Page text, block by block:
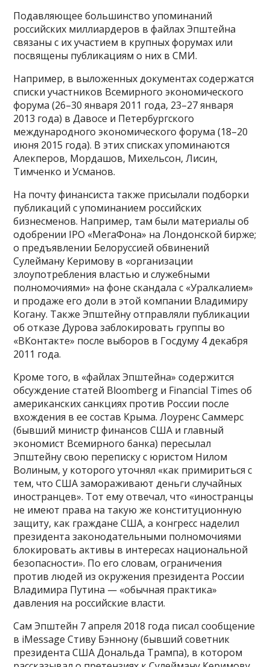
Подавляющее большинство упоминаний
российских миллиардеров в файлах Эпштейна
связаны с их участием в крупных форумах или
посвящены публикациям о них в СМИ.
Например, в выложенных документах содержатся
списки участников Всемирного экономического
форума (26–30 января 2011 года, 23–27 января
2013 года) в Давосе и Петербургского
международного экономического форума (18–20
июня 2015 года). В этих списках упоминаются
Алекперов, Мордашов, Михельсон, Лисин,
Тимченко и Усманов.
На почту финансиста также присылали подборки
публикаций с упоминанием российских
бизнесменов. Например, там были материалы об
одобрении IPO «МегаФона» на Лондонской бирже;
о предъявлении Белоруссией обвинений
Сулейману Керимову в «организации
злоупотребления властью и служебными
полномочиями» на фоне скандала с «Уралкалием»
и продаже его доли в этой компании Владимиру
Когану. Также Эпштейну отправляли публикации
об отказе Дурова заблокировать группы во
«ВКонтакте» после выборов в Госдуму 4 декабря
2011 года.
Кроме того, в «файлах Эпштейна» содержится
обсуждение статей Bloomberg и Financial Times об
американских санкциях против России после
вхождения в ее состав Крыма. Лоуренс Саммерс
(бывший министр финансов США и главный
экономист Всемирного банка) пересылал
Эпштейну свою переписку с юристом Нилом
Волиным, у которого уточнял «как примириться с
тем, что США замораживают деньги случайных
иностранцев». Тот ему отвечал, что «иностранцы
не имеют права на такую же конституционную
защиту, как граждане США, а конгресс наделил
президента законодательными полномочиями
блокировать активы в интересах национальной
безопасности». По его словам, ограничения
против людей из окружения президента России
Владимира Путина — «обычная практика»
давления на российские власти.
Сам Эпштейн 7 апреля 2018 года писал сообщение
в iMessage Стиву Бэннону (бывший советник
президента США Дональда Трампа), в котором